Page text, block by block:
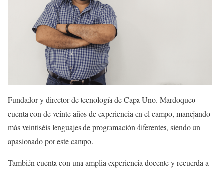
Fundador y director de tecnología de Capa Uno. Mardoqueo
cuenta con de veinte años de experiencia en el campo, manejando
más veintiséis lenguajes de programación diferentes, siendo un
apasionado por este campo.
También cuenta con una amplia experiencia docente y recuerda a